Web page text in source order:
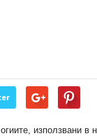
използвани в